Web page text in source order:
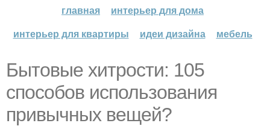
главная
интерьер для дома
интерьер для квартиры
идеи дизайна мебель
Бытовые хитрости: 105
способов использования
привычных вещей?